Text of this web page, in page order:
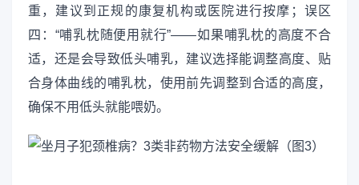
重，建议到正规的康复机构或医院进行按摩；误区
四：“哺乳枕随便用就行”——如果哺乳枕的高度不合
适，还是会导致低头哺乳，建议选择能调整高度、贴
合身体曲线的哺乳枕，使用前先调整到合适的高度，
确保不用低头就能喂奶。